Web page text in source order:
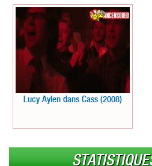
Lucy Aylen dans Cass (2008)